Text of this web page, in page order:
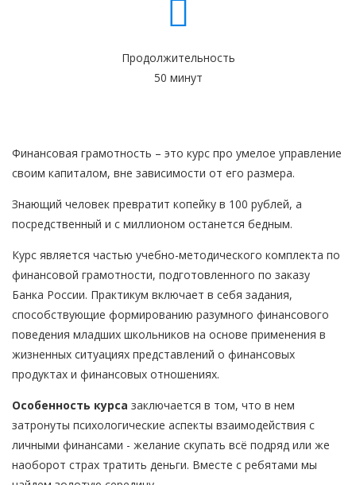
Продолжительность
50 минут
Финансовая грамотность – это курс про умелое управление
своим капиталом, вне зависимости от его размера.
Знающий человек превратит копейку в 100 рублей, а
посредственный и с миллионом останется бедным.
Курс является частью учебно-методического комплекта по
финансовой грамотности, подготовленного по заказу
Банка России. Практикум включает в себя задания,
способствующие формированию разумного финансового
поведения младших школьников на основе применения в
жизненных ситуациях представлений о финансовых
продуктах и финансовых отношениях.
Особенность курса заключается в том, что в нем
затронуты психологические аспекты взаимодействия с
личными финансами - желание скупать всё подряд или же
наоборот страх тратить деньги. Вместе с ребятами мы